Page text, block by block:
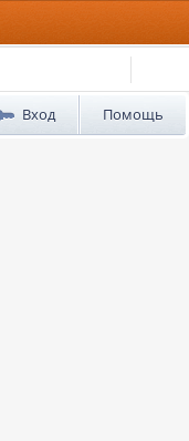
Вход Помощь